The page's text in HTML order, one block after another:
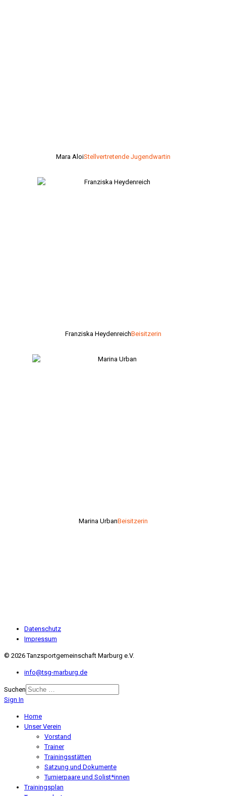
Mara AloiStellvertretende Jugendwartin
Franziska HeydenreichBeisitzerin
Marina UrbanBeisitzerin
Datenschutz
Impressum
© 2026 Tanzsportgemeinschaft Marburg e.V.
info@tsg-marburg.de
Suchen
Sign In
Home
Unser Verein
Vorstand
Trainer
Trainingsstätten
Satzung und Dokumente
Turnierpaare und Solist*innen
Trainingsplan